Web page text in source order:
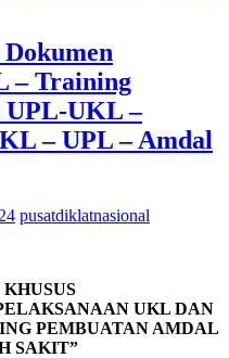
– Training
UPL-UKL –
– UPL – Amdal
pusatdiklatnasional
UKL DAN
PEMBUATAN AMDAL
SAKIT”